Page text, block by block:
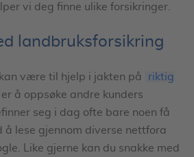
vi deg finne ulike forsikringer.
landbruksforsikring
være til hjelp i jakten på
riktig
, er å oppsøke andre kunders
seg i dag ofte bare noen få
lese gjennom diverse nettfora
Like gjerne kan du snakke med